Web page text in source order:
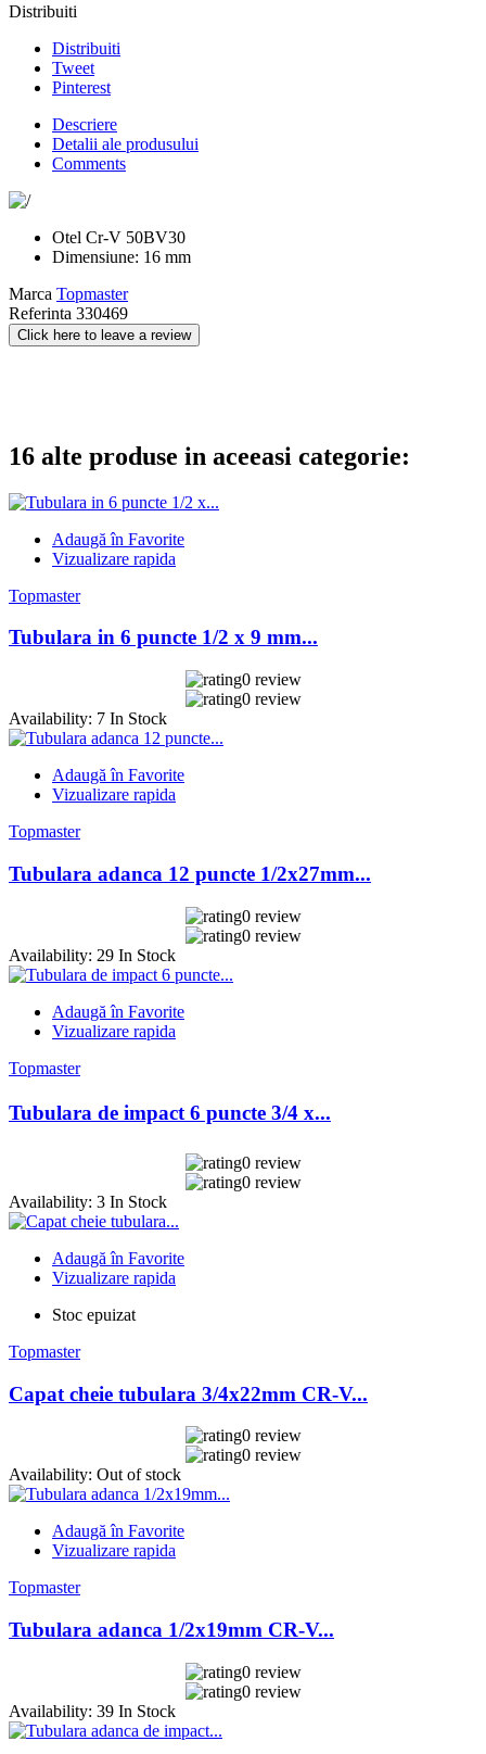
Distribuiti
Distribuiti
Tweet
Pinterest
Descriere
Detalii ale produsului
Comments
Otel Cr-V 50BV30
Dimensiune: 16 mm
Marca Topmaster
Referinta 330469
Click here to leave a review
16 alte produse in aceeasi categorie:
Adaugă în Favorite
Vizualizare rapida
Topmaster
Tubulara in 6 puncte 1/2 x 9 mm...
0 review
0 review
Availability: 7 In Stock
Adaugă în Favorite
Vizualizare rapida
Topmaster
Tubulara adanca 12 puncte 1/2x27mm...
0 review
0 review
Availability: 29 In Stock
Adaugă în Favorite
Vizualizare rapida
Topmaster
Tubulara de impact 6 puncte 3/4 x...
0 review
0 review
Availability: 3 In Stock
Adaugă în Favorite
Vizualizare rapida
Stoc epuizat
Topmaster
Capat cheie tubulara 3/4x22mm CR-V...
0 review
0 review
Availability: Out of stock
Adaugă în Favorite
Vizualizare rapida
Topmaster
Tubulara adanca 1/2x19mm CR-V...
0 review
0 review
Availability: 39 In Stock